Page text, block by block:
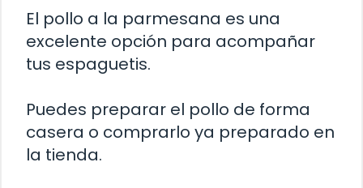
El pollo a la parmesana es una
excelente opción para acompañar
tus espaguetis.
Puedes preparar el pollo de forma
casera o comprarlo ya preparado en
la tienda.